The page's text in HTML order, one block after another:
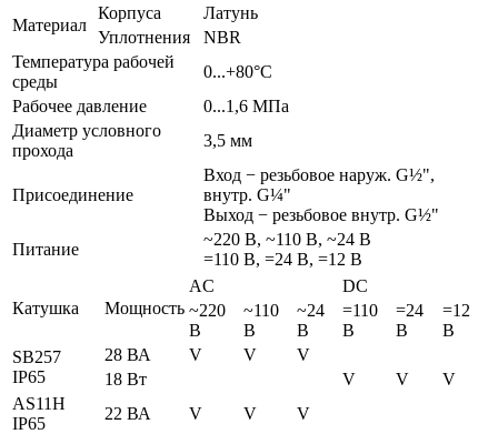
Материал
Корпуса
Латунь
Уплотнения
NBR
Температура рабочей
среды
0...+80°С
Рабочее давление
0...1,6 МПа
Диаметр условного
прохода
3,5 мм
Присоединение
Вход − резьбовое наруж. G½",
внутр. G¼"
Выход − резьбовое внутр. G½"
Питание
~220 В, ~110 В, ~24 В
=110 В, =24 В, =12 В
Катушка Мощность
AC
DC
~220
В
~110
В
~24
В
=110
В
=24
В
=12
В
SB257
IP65
28 ВА V V
V
18 Вт
V V
V
AS11H
IP65
22 ВА V V V